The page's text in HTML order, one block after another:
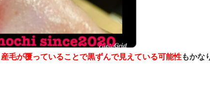
産毛が覆っていることで黒ずんで見えている可能性もかな